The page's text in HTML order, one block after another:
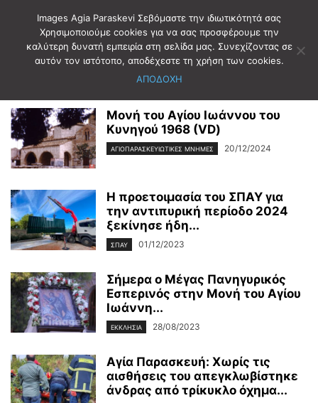
Αρχική Ετικέτες ΑΓΙΟΣ ΙΩΑΝΝΗΣ ΚΥΝΗΓΟΣ
ΑΓΙΟΣ ΙΩΑΝΝΗΣ ΚΥΝΗΓΟΣ
Μονή του Αγίου Ιωάννου του
Κυνηγού 1968 (VD)
ΑΓΙΟΠΑΡΑΣΚΕΥΙΩΤΙΚΕΣ ΜΝΗΜΕΣ 20/12/2024
H προετοιμασία του ΣΠΑΥ για
την αντιπυρική περίοδο 2024
ξεκίνησε ήδη...
ΣΠΑΥ 01/12/2023
Σήμερα ο Μέγας Πανηγυρικός
Εσπερινός στην Μονή του Αγίου
Ιωάννη...
ΕΚΚΛΗΣΙΑ 28/08/2023
Αγία Παρασκευή: Χωρίς τις
αισθήσεις του απεγκλωβίστηκε
άνδρας από τρίκυκλο όχημα...
Images Agia Paraskevi Σεβόμαστε την ιδιωτικότητά σας
Χρησιμοποιούμε cookies για να σας προσφέρουμε την
καλύτερη δυνατή εμπειρία στη σελίδα μας. Συνεχίζοντας σε
αυτόν τον ιστότοπο, αποδέχεστε τη χρήση των cookies.
ΑΠΟΔΟΧΗ